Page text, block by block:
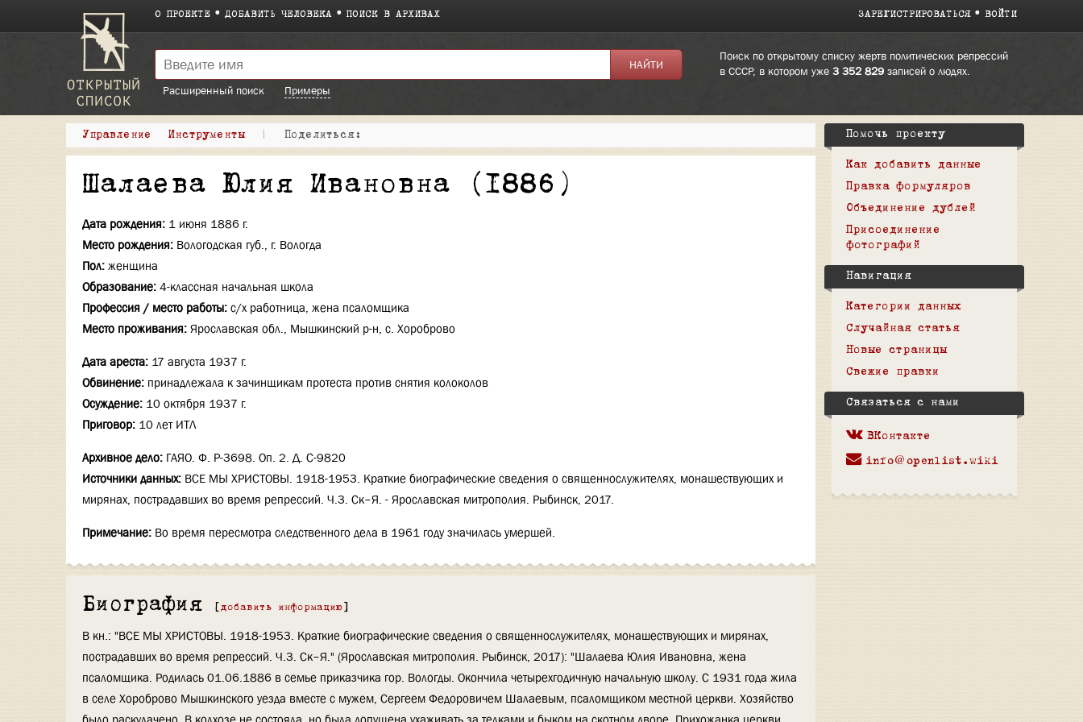
О ПРОЕКТЕ ДОБАВИТЬ ЧЕЛОВЕКА ПОИСК В АРХИВАХ ЗАРЕГИСТРИРОВАТЬСЯ ВОЙТИ
Поиск по открытому списку жертв политических репрессий
в СССР, в котором уже 3 352 829записей о людях.
Расширенный поиск
Примеры
Управление Инструменты | Поделиться:
Шалаева Юлия Ивановна (1886)
Дата рождения: 1 июня 1886 г.
Место рождения: Вологодская губ., г. Вологда
Пол: женщина
Образование: 4-классная начальная школа
Профессия / место работы: с/х работница, жена псаломщика
Место проживания: Ярославская обл., Мышкинский р-н, с. Хороброво
Дата ареста: 17 августа 1937 г.
Обвинение: принадлежала к зачинщикам протеста против снятия колоколов
Осуждение: 10 октября 1937 г.
Приговор: 10 лет ИТЛ
Архивное дело: ГАЯО. Ф. Р-3698. Оп. 2. Д. С-9820
Источники данных: ВСЕ МЫ ХРИСТОВЫ. 1918-1953. Краткие биографические сведения о священнослужителях, монашествующих и
мирянах, пострадавших во время репрессий. Ч.3. Ск–Я. - Ярославская митрополия. Рыбинск, 2017.
Примечание: Во время пересмотра следственного дела в 1961 году значилась умершей.
Биография [ добавить информацию ]
В кн.: "ВСЕ МЫ ХРИСТОВЫ. 1918-1953. Краткие биографические сведения о священнослужителях, монашествующих и мирянах,
пострадавших во время репрессий. Ч.3. Ск–Я." (Ярославская митрополия. Рыбинск, 2017): "Шалаева Юлия Ивановна, жена
псаломщика. Родилась 01.06.1886 в семье приказчика гор. Вологды. Окончила четырехгодичную начальную школу. С 1931 года жила
в селе Хороброво Мышкинского уезда вместе с мужем, Сергеем Федоровичем Шалаевым, псаломщиком местной церкви. Хозяйство
Помочь проекту
Как добавить данные
Правка формуляров
Объединение дублей
Присоединение
фотографий
Навигация
Категории данных
Случайная статья
Новые страницы
Свежие правки
Связаться с нами
ВКонтакте
info@openlist.wiki